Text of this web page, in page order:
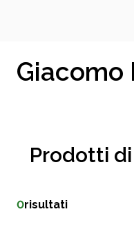
Giacomo
Prodotti di
0risultati